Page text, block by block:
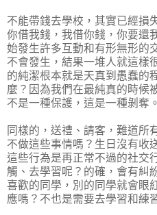
不能帶錢去學校，其實已經損
你借我錢，我借你錢，你要還
始發生許多互動和有形無形的
不會發生，結果一堆人就這樣
的純潔根本就是天真到愚蠢的
麼？因為我們在最純真的時候
不是一種保護，這是一種剝奪。
同樣的，送禮、請客，難道所
不做這些事情嗎？生日沒有收
這些行為是再正常不過的社交
觸、去學習呢？的確，會有糾
喜歡的同學，別的同學就會眼
應嗎？不也是需要去學習和練